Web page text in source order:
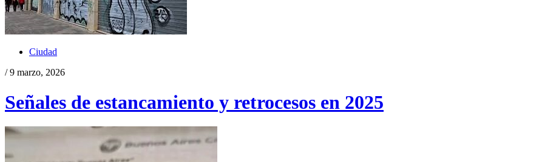
Ciudad
/ 9 marzo, 2026
Señales de estancamiento y retrocesos en 2025